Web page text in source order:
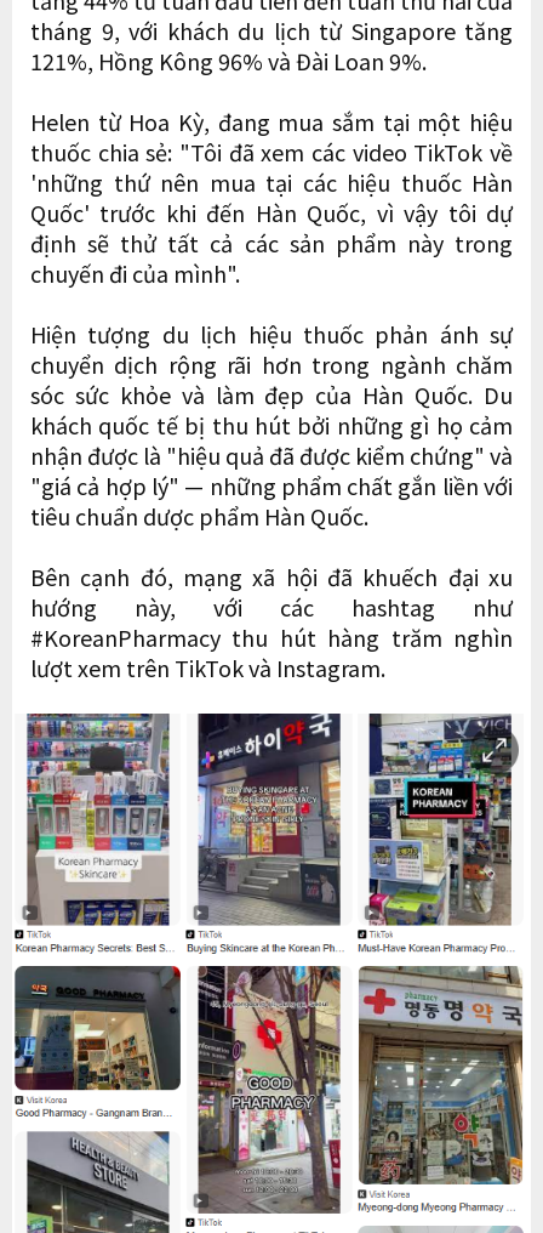
tháng 9, với khách du lịch từ Singapore tăng
121%, Hồng Kông 96% và Đài Loan 9%.
Helen từ Hoa Kỳ, đang mua sắm tại một hiệu
thuốc chia sẻ: "Tôi đã xem các video TikTok về
'những thứ nên mua tại các hiệu thuốc Hàn
Quốc' trước khi đến Hàn Quốc, vì vậy tôi dự
định sẽ thử tất cả các sản phẩm này trong
chuyến đi của mình".
Hiện tượng du lịch hiệu thuốc phản ánh sự
chuyển dịch rộng rãi hơn trong ngành chăm
sóc sức khỏe và làm đẹp của Hàn Quốc. Du
khách quốc tế bị thu hút bởi những gì họ cảm
nhận được là "hiệu quả đã được kiểm chứng" và
"giá cả hợp lý" — những phẩm chất gắn liền với
tiêu chuẩn dược phẩm Hàn Quốc.
Bên cạnh đó, mạng xã hội đã khuếch đại xu
hướng này, với các hashtag như
#KoreanPharmacy thu hút hàng trăm nghìn
lượt xem trên TikTok và Instagram.